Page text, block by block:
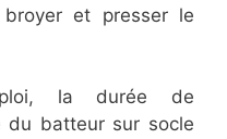
et presser le
la durée de
du batteur sur socle